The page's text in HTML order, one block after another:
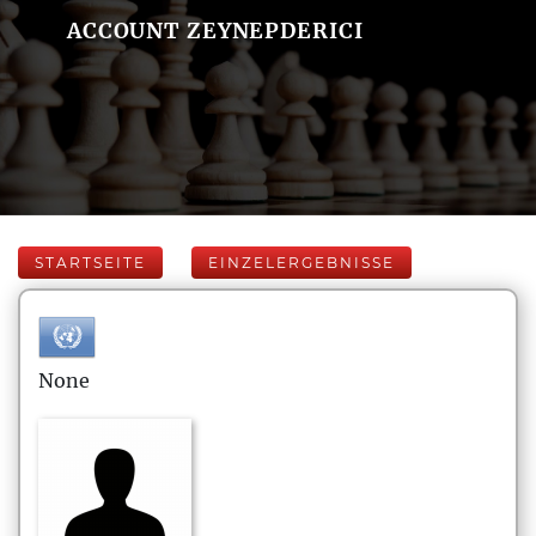
ACCOUNT ZEYNEPDERICI
STARTSEITE EINZELERGEBNISSE
None